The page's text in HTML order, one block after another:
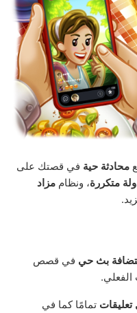
محادثة حية في قصتك على
متكررة، ونظام مزاد
بث حي في قصص
تمامًا كما في